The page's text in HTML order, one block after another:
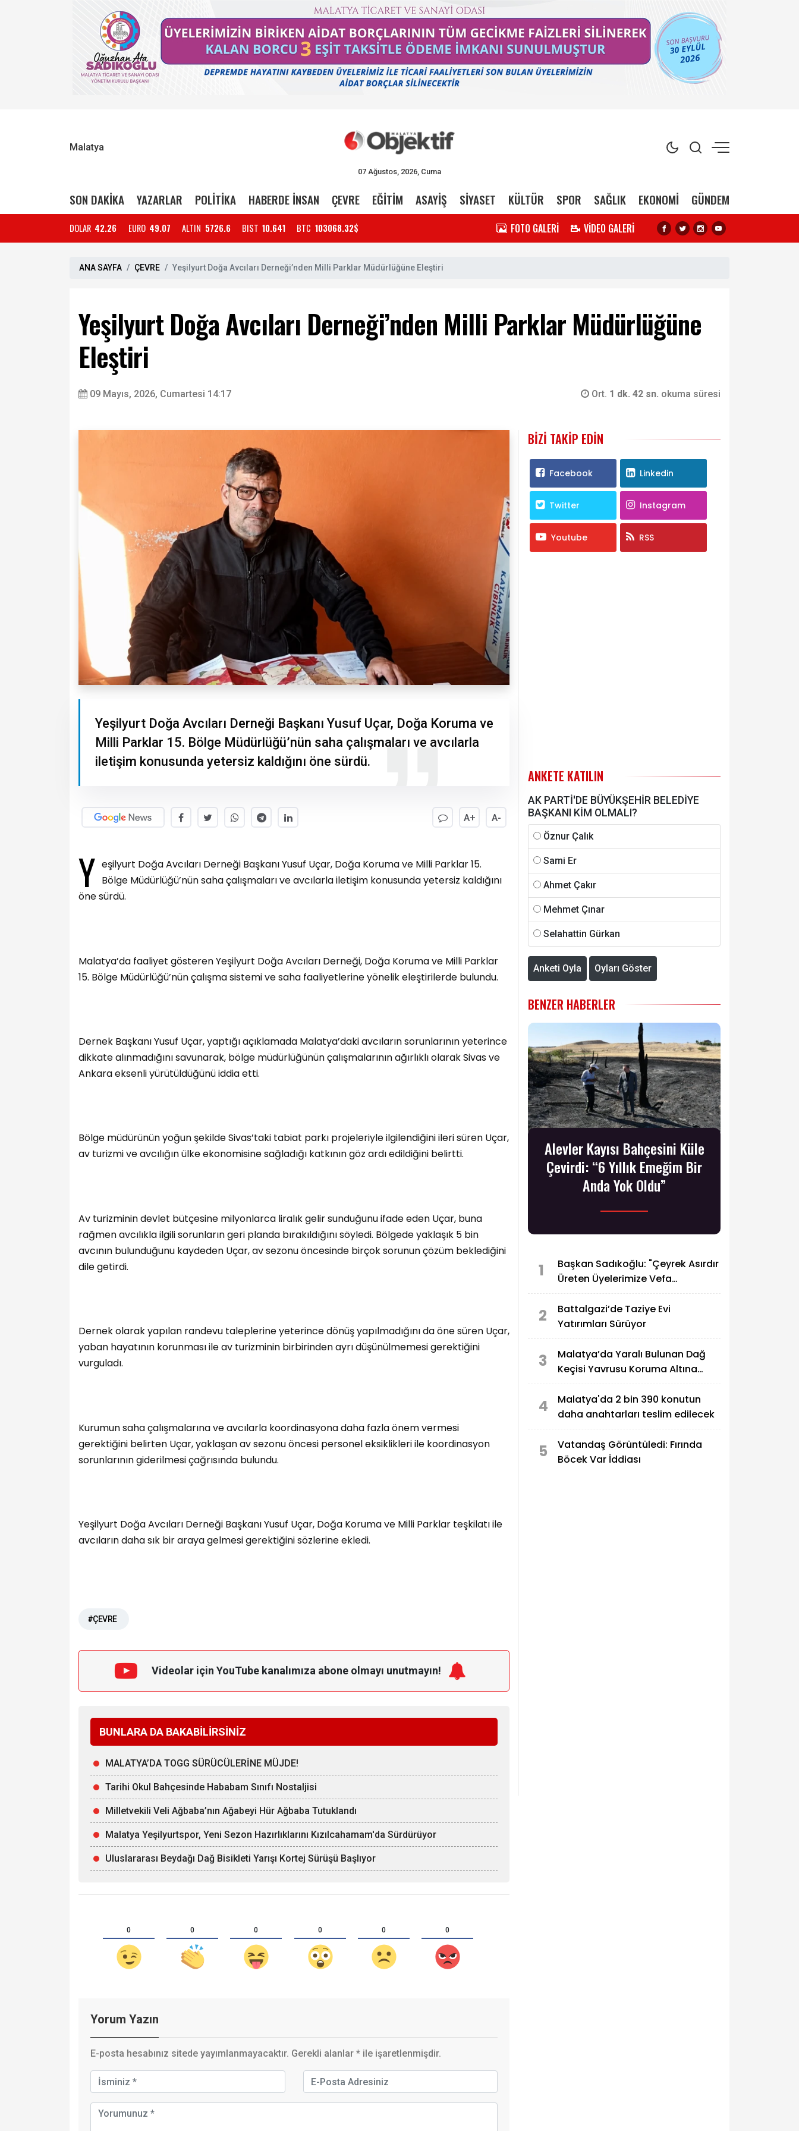
Malatya
07 Ağustos, 2026, Cuma
SON DAKİKA YAZARLAR POLİTİKA HABERDE İNSAN ÇEVRE EĞİTİM ASAYİŞ SİYASET KÜLTÜR SPOR SAĞLIK EKONOMİ GÜNDEM
DOLAR 42.26 EURO 49.07 ALTIN 5726.6 BIST 10.641 BTC 103068.32$ FOTO GALERİ VİDEO GALERİ
ANA SAYFA ÇEVRE Yeşilyurt Doğa Avcıları Derneği’nden Milli Parklar Müdürlüğüne Eleştiri
Yeşilyurt Doğa Avcıları Derneği’nden Milli Parklar Müdürlüğüne
Eleştiri
09 Mayıs, 2026, Cumartesi 14:17 Ort. 1 dk. 42 sn. okuma süresi
Yeşilyurt Doğa Avcıları Derneği Başkanı Yusuf Uçar, Doğa Koruma ve
Milli Parklar 15. Bölge Müdürlüğü’nün saha çalışmaları ve avcılarla
iletişim konusunda yetersiz kaldığını öne sürdü.
A+ A-
Y eşilyurt Doğa Avcıları Derneği Başkanı Yusuf Uçar, Doğa Koruma ve Milli Parklar 15.
Bölge Müdürlüğü’nün saha çalışmaları ve avcılarla iletişim konusunda yetersiz kaldığını
öne sürdü.
Malatya’da faaliyet gösteren Yeşilyurt Doğa Avcıları Derneği, Doğa Koruma ve Milli Parklar
15. Bölge Müdürlüğü’nün çalışma sistemi ve saha faaliyetlerine yönelik eleştirilerde bulundu.
Dernek Başkanı Yusuf Uçar, yaptığı açıklamada Malatya’daki avcıların sorunlarının yeterince
dikkate alınmadığını savunarak, bölge müdürlüğünün çalışmalarının ağırlıklı olarak Sivas ve
Ankara eksenli yürütüldüğünü iddia etti.
Bölge müdürünün yoğun şekilde Sivas’taki tabiat parkı projeleriyle ilgilendiğini ileri süren Uçar,
av turizmi ve avcılığın ülke ekonomisine sağladığı katkının göz ardı edildiğini belirtti.
Av turizminin devlet bütçesine milyonlarca liralık gelir sunduğunu ifade eden Uçar, buna
rağmen avcılıkla ilgili sorunların geri planda bırakıldığını söyledi. Bölgede yaklaşık 5 bin
avcının bulunduğunu kaydeden Uçar, av sezonu öncesinde birçok sorunun çözüm beklediğini
dile getirdi.
Dernek olarak yapılan randevu taleplerine yeterince dönüş yapılmadığını da öne süren Uçar,
yaban hayatının korunması ile av turizminin birbirinden ayrı düşünülmemesi gerektiğini
vurguladı.
Kurumun saha çalışmalarına ve avcılarla koordinasyona daha fazla önem vermesi
gerektiğini belirten Uçar, yaklaşan av sezonu öncesi personel eksiklikleri ile koordinasyon
sorunlarının giderilmesi çağrısında bulundu.
Yeşilyurt Doğa Avcıları Derneği Başkanı Yusuf Uçar, Doğa Koruma ve Milli Parklar teşkilatı ile
avcıların daha sık bir araya gelmesi gerektiğini sözlerine ekledi.
#ÇEVRE
Videolar için YouTube kanalımıza abone olmayı unutmayın!
BUNLARA DA BAKABİLİRSİNİZ
MALATYA’DA TOGG SÜRÜCÜLERİNE MÜJDE!
Tarihi Okul Bahçesinde Hababam Sınıfı Nostaljisi
Milletvekili Veli Ağbaba’nın Ağabeyi Hür Ağbaba Tutuklandı
Malatya Yeşilyurtspor, Yeni Sezon Hazırlıklarını Kızılcahamam'da Sürdürüyor
Uluslararası Beydağı Dağ Bisikleti Yarışı Kortej Sürüşü Başlıyor
0 0 0 0 0 0
Yorum Yazın
E-posta hesabınız sitede yayımlanmayacaktır. Gerekli alanlar * ile işaretlenmişdir.
BIZI TAKIP EDIN
Facebook Linkedin
Twitter Instagram
Youtube RSS
ANKETE KATILIN
AK PARTİ'DE BÜYÜKŞEHİR BELEDİYE
BAŞKANI KİM OLMALI?
Öznur Çalık
Sami Er
Ahmet Çakır
Mehmet Çınar
Selahattin Gürkan
Anketi Oyla Oyları Göster
BENZER HABERLER
Alevler Kayısı Bahçesini Küle
Çevirdi: “6 Yıllık Emeğim Bir
Anda Yok Oldu”
1
Başkan Sadıkoğlu: "Çeyrek Asırdır
Üreten Üyelerimize Vefa
2
Battalgazi’de Taziye Evi
Yatırımları Sürüyor
3
Malatya’da Yaralı Bulunan Dağ
Keçisi Yavrusu Koruma Altına
4
Malatya'da 2 bin 390 konutun
daha anahtarları teslim edilecek
5
Vatandaş Görüntüledi: Fırında
Böcek Var İddiası